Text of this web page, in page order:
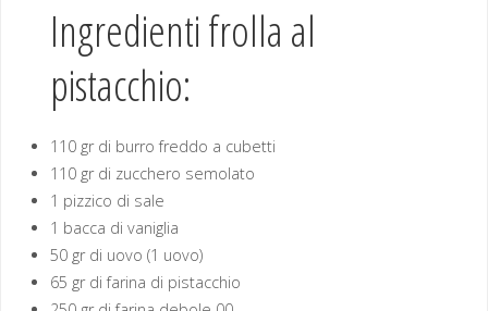
Ingredienti frolla al
pistacchio:
110 gr di burro freddo a cubetti
110 gr di zucchero semolato
1 pizzico di sale
1 bacca di vaniglia
50 gr di uovo (1 uovo)
65 gr di farina di pistacchio